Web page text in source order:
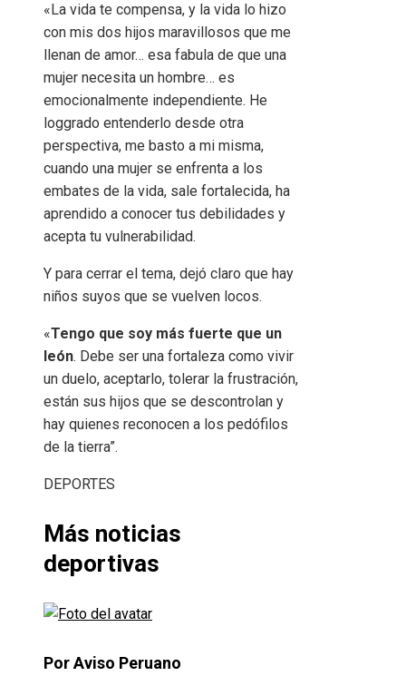
«La vida te compensa, y la vida lo hizo
con mis dos hijos maravillosos que me
llenan de amor… esa fabula de que una
mujer necesita un hombre… es
emocionalmente independiente. He
loggrado entenderlo desde otra
perspectiva, me basto a mi misma,
cuando una mujer se enfrenta a los
embates de la vida, sale fortalecida, ha
aprendido a conocer tus debilidades y
acepta tu vulnerabilidad.
Y para cerrar el tema, dejó claro que hay
niños suyos que se vuelven locos.
«Tengo que soy más fuerte que un
león. Debe ser una fortaleza como vivir
un duelo, aceptarlo, tolerar la frustración,
están sus hijos que se descontrolan y
hay quienes reconocen a los pedófilos
de la tierra”.
DEPORTES
Más noticias
deportivas
Por Aviso Peruano